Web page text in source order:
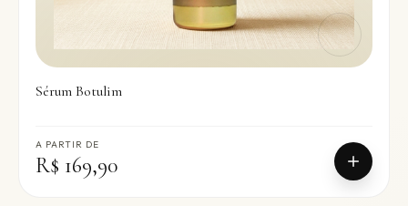
Sérum Botulim
A PARTIR DE
R$ 169,90